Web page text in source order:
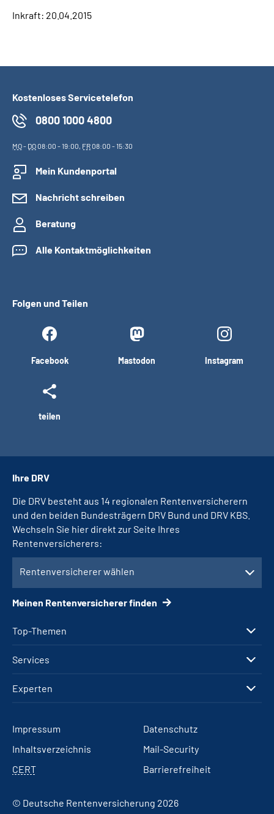
Inkraft: 20.04.2015
Kostenloses Servicetelefon
0800 1000 4800
MO- DO08:00 - 19:00, FR08:00 - 15:30
Mein Kundenportal
Nachricht schreiben
Beratung
Alle Kontaktmöglichkeiten
Folgen und Teilen
Facebook Mastodon Instagram
teilen
Top-Themen
Services
Experten
Ihre DRV
Die DRV besteht aus 14 regionalen Rentenversicherern
und den beiden Bundesträgern DRV Bund und DRV KBS.
Wechseln Sie hier direkt zur Seite Ihres
Rentenversicherers:
Rentenversicherer wählen
Meinen Rentenversicherer finden
Impressum
Datenschutz
Inhaltsverzeichnis
Mail-Security
CERT
Barrierefreiheit
© Deutsche Rentenversicherung 2026